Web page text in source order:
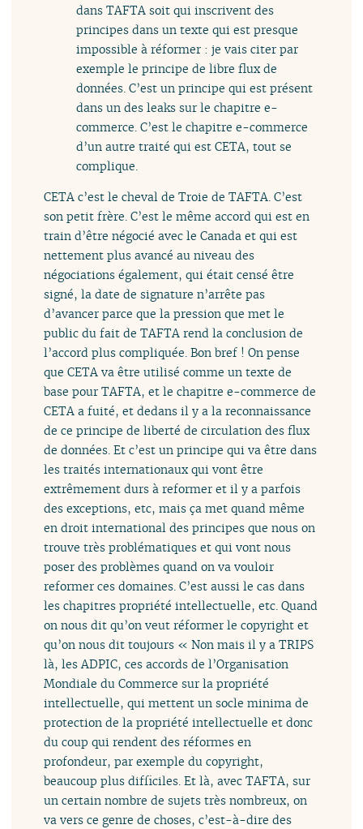
dans TAFTA soit qui inscrivent des
principes dans un texte qui est presque
impossible à réformer : je vais citer par
exemple le principe de libre flux de
données. C’est un principe qui est présent
dans un des leaks sur le chapitre e-
commerce. C’est le chapitre e-commerce
d’un autre traité qui est CETA, tout se
complique.
CETA c’est le cheval de Troie de TAFTA. C’est
son petit frère. C’est le même accord qui est en
train d’être négocié avec le Canada et qui est
nettement plus avancé au niveau des
négociations également, qui était censé être
signé, la date de signature n’arrête pas
d’avancer parce que la pression que met le
public du fait de TAFTA rend la conclusion de
l’accord plus compliquée. Bon bref ! On pense
que CETA va être utilisé comme un texte de
base pour TAFTA, et le chapitre e-commerce de
CETA a fuité, et dedans il y a la reconnaissance
de ce principe de liberté de circulation des flux
de données. Et c’est un principe qui va être dans
les traités internationaux qui vont être
extrêmement durs à reformer et il y a parfois
des exceptions, etc, mais ça met quand même
en droit international des principes que nous on
trouve très problématiques et qui vont nous
poser des problèmes quand on va vouloir
reformer ces domaines. C’est aussi le cas dans
les chapitres propriété intellectuelle, etc. Quand
on nous dit qu’on veut réformer le copyright et
qu’on nous dit toujours « Non mais il y a TRIPS
là, les ADPIC, ces accords de l’Organisation
Mondiale du Commerce sur la propriété
intellectuelle, qui mettent un socle minima de
protection de la propriété intellectuelle et donc
du coup qui rendent des réformes en
profondeur, par exemple du copyright,
beaucoup plus difficiles. Et là, avec TAFTA, sur
un certain nombre de sujets très nombreux, on
va vers ce genre de choses, c’est-à-dire des